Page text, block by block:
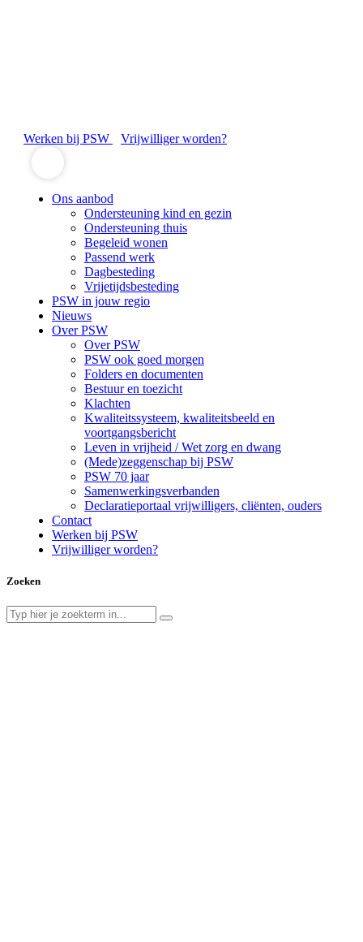
Werken bij PSW Vrijwilliger worden?
Ons aanbod
Ondersteuning kind en gezin
Ondersteuning thuis
Begeleid wonen
Passend werk
Dagbesteding
Vrijetijdsbesteding
PSW in jouw regio
Nieuws
Over PSW
Over PSW
PSW ook goed morgen
Folders en documenten
Bestuur en toezicht
Klachten
Kwaliteitssysteem, kwaliteitsbeeld en
voortgangsbericht
Leven in vrijheid / Wet zorg en dwang
(Mede)zeggenschap bij PSW
PSW 70 jaar
Samenwerkingsverbanden
Declaratieportaal vrijwilligers, cliënten, ouders
Contact
Werken bij PSW
Vrijwilliger worden?
Zoeken